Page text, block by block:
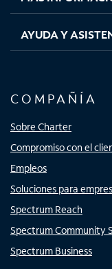
AYUDA Y
COMPAÑÍA
Sobre Charter
Compromiso con el
Empleos
Soluciones para
Spectrum Reach
Spectrum Community
Spectrum Business